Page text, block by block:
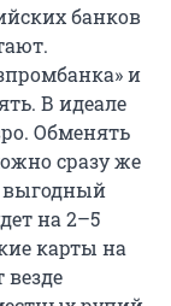
банков
и
В идеале
Обменять
сразу же
выгодный
на 2–5
карты на